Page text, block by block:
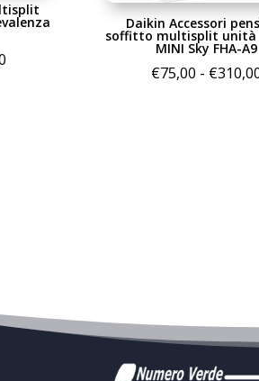
Daikin Accessori
soffitto multisplit unità
MINI Sky FHA-A9
€75,00 - €